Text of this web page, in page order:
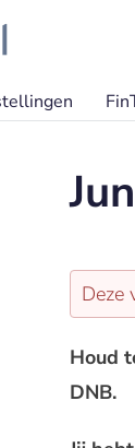
Deze
Houd
DNB.